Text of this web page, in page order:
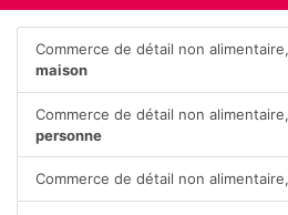
Commerce de détail non
maison
Commerce de détail non
personne
Commerce de détail non